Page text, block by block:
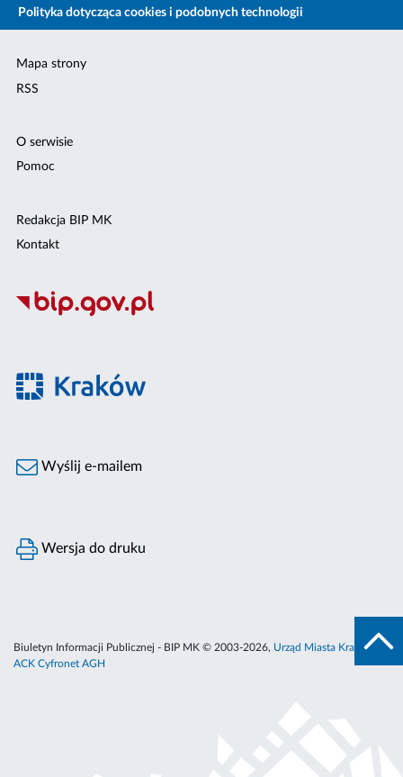
Polityka dotycząca cookies i podobnych technologii
Mapa strony
RSS
O serwisie
Pomoc
Redakcja BIP MK
Kontakt
Wyślij e-mailem
Wersja do druku
Biuletyn Informacji Publicznej - BIP MK © 2003-2026, Urząd Miasta Krakowa
ACK Cyfronet AGH